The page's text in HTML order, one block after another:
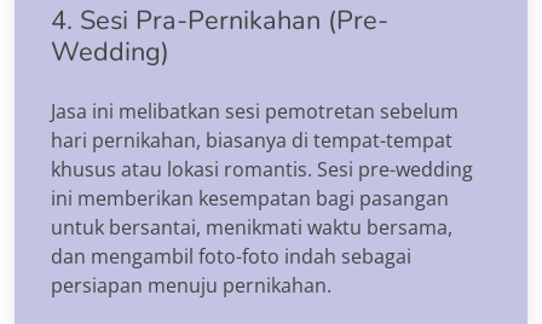
4. Sesi Pra-Pernikahan (Pre-
Wedding)
Jasa ini melibatkan sesi pemotretan sebelum
hari pernikahan, biasanya di tempat-tempat
khusus atau lokasi romantis. Sesi pre-wedding
ini memberikan kesempatan bagi pasangan
untuk bersantai, menikmati waktu bersama,
dan mengambil foto-foto indah sebagai
persiapan menuju pernikahan.